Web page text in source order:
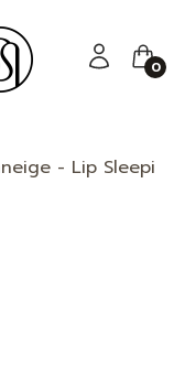
Zaloguj się
- Lip